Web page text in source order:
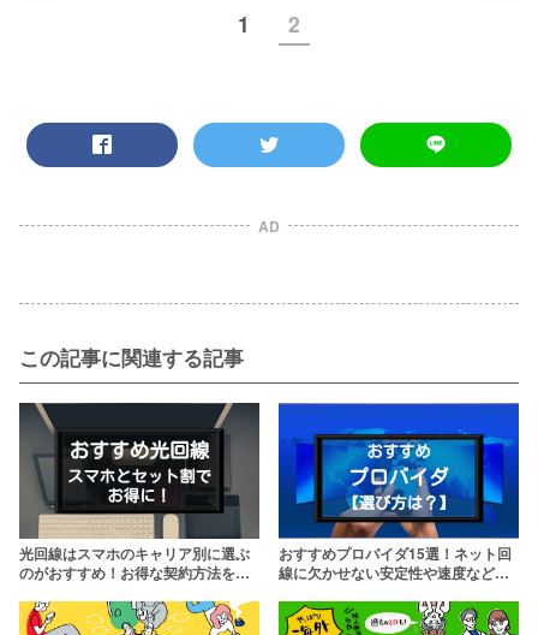
1 2
AD
この記事に関連する記事
光回線はスマホのキャリア別に選ぶ
のがおすすめ！お得な契約方法を紹
おすすめプロバイダ15選！ネット回
線に欠かせない安定性や速度などチ